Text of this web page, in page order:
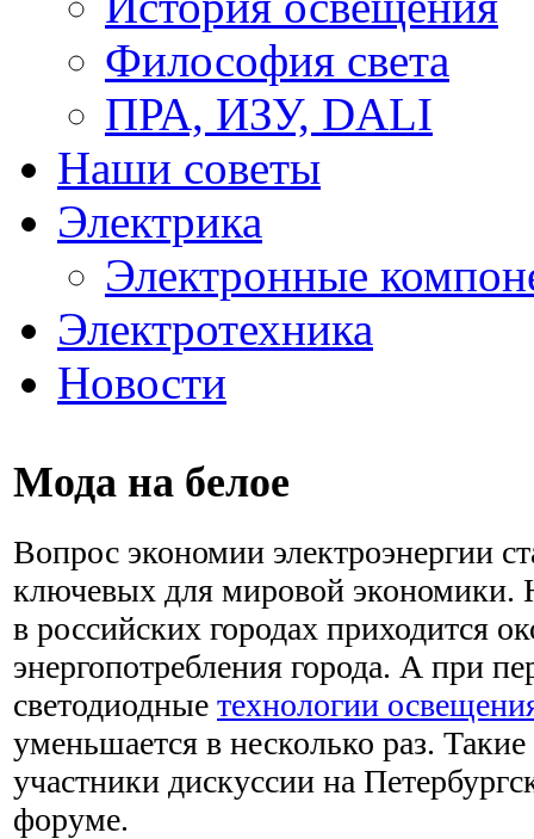
Философия света
ПРА, ИЗУ, DALI
Наши советы
Электрика
Электронные
Электротехника
Новости
Мода на белое
Вопрос экономии электроэнергии
ключевых для мировой экономики.
в российских городах приходится
энергопотребления города. А при
светодиодные технологии
уменьшается в несколько раз.
участники дискуссии на
форуме.